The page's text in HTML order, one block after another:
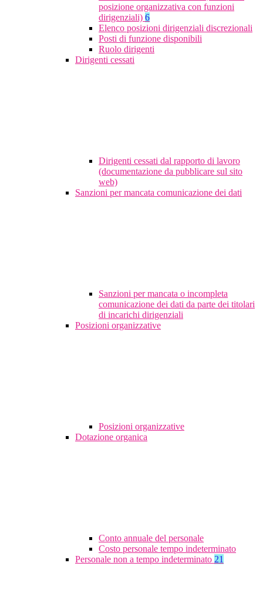
posizione organizzativa con funzioni
dirigenziali) 6
Elenco posizioni dirigenziali discrezionali
Posti di funzione disponibili
Ruolo dirigenti
Dirigenti cessati
Dirigenti cessati dal rapporto di lavoro
(documentazione da pubblicare sul sito
web)
Sanzioni per mancata comunicazione dei dati
Sanzioni per mancata o incompleta
comunicazione dei dati da parte dei titolari
di incarichi dirigenziali
Posizioni organizzative
Posizioni organizzative
Dotazione organica
Conto annuale del personale
Costo personale tempo indeterminato
Personale non a tempo indeterminato 21